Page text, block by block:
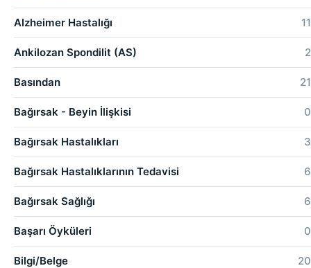
Alzheimer Hastalığı 11
Ankilozan Spondilit (AS) 2
Basından 21
Bağırsak - Beyin İlişkisi 0
Bağırsak Hastalıkları 3
Bağırsak Hastalıklarının Tedavisi 6
Bağırsak Sağlığı 6
Başarı Öyküleri 0
Bilgi/Belge 20